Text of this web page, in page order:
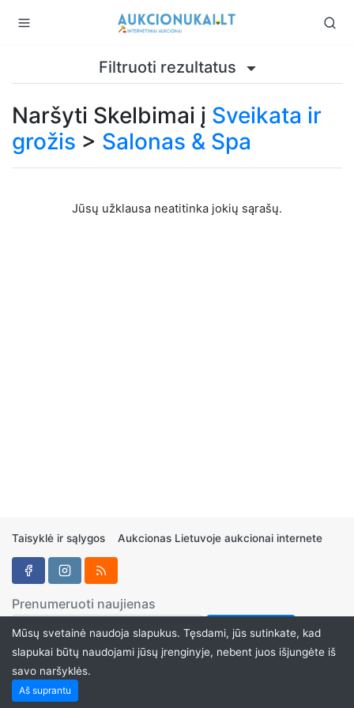
Filtruoti rezultatus
Naršyti Skelbimai į Sveikata ir
grožis > Salonas & Spa
Jūsų užklausa neatitinka jokių sąrašų.
Taisyklė ir sąlygos Aukcionas Lietuvoje aukcionai internete
Prenumeruoti naujienas
Mūsų svetainė naudoja slapukus. Tęsdami, jūs sutinkate, kad
slapukai būtų naudojami jūsų įrenginyje, nebent juos išjungėte iš
savo naršyklės.
Aš suprantu